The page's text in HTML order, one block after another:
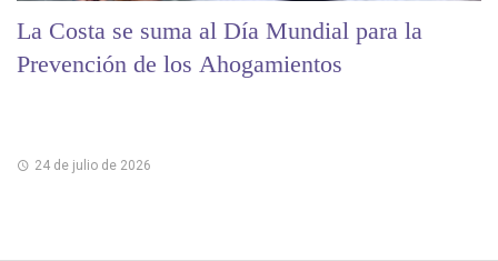
La Costa se suma al Día Mundial para la
Prevención de los Ahogamientos
24 de julio de 2026